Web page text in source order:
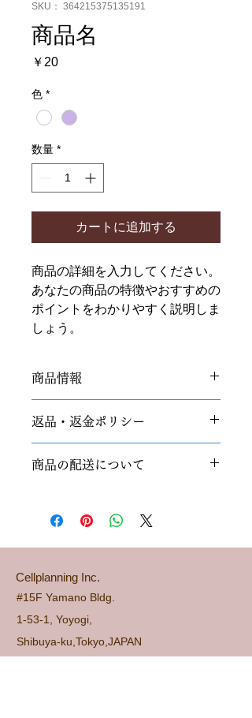
SKU： 364215375135191
商品名
￥20価
色 *
数量 *
カートに追加する
商品の詳細を入力してください。
あなたの商品の特徴やおすすめの
ポイントをわかりやすく説明しま
しょう。
商品情報
ズ、素材、取扱説明に加え、商品の特
徴やおすすめのポイントなどを説明し
ましょう。
返品・返金ポリシー
い。顧客が商品に満足しなかった場合
確にすることで顧客からの信頼を獲得
ます。
商品の配送について
てください。配送情報を明確にするこ
​Cellplanning Inc.
#15F Yamano Bldg.
1-53-1, Yoyogi,
Shibuya-ku,Tokyo,JAPAN